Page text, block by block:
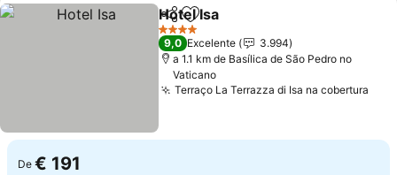
PartilharAdicionar aos favoritos
Hotel Isa
4 Estrelas
9,0 Excelente
3.994
a 1.1 km de Basílica de São Pedro no
Vaticano
Terraço La Terrazza di Isa na cobertura
De € 191